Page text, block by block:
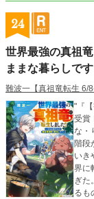
24
世界最強の真祖
ままな暮らしで
難波一【真祖竜転生 6/8
"『
受賞！』" ブラック企業勤めの
な・
階段
いき
界に転生して
ぎた。 「努力は未熟の証、夢は竜の尊厳を損なう
るも